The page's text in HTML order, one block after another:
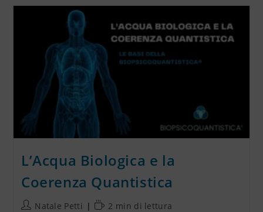
L’Acqua Biologica e la
Coerenza Quantistica
Natale Petti 2 min di lettura